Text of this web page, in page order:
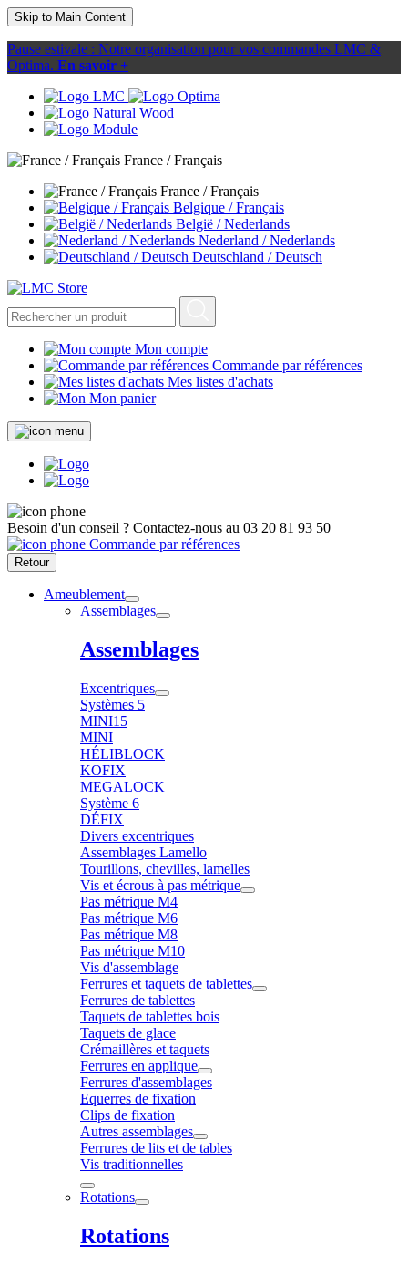
Skip to Main Content
Pause estivale : Notre organisation pour vos commandes LMC &
Optima. En savoir +
France / Français
France / Français
Belgique / Français
België / Nederlands
Nederland / Nederlands
Deutschland / Deutsch
Mon compte
Commande par références
Mes listes d'achats
Mon panier
Besoin d'un conseil ? Contactez-nous au 03 20 81 93 50
Commande par références
Retour
Ameublement
Assemblages
Assemblages
Excentriques
Systèmes 5
MINI15
MINI
HÉLIBLOCK
KOFIX
MEGALOCK
Système 6
DÉFIX
Divers excentriques
Assemblages Lamello
Tourillons, chevilles, lamelles
Vis et écrous à pas métrique
Pas métrique M4
Pas métrique M6
Pas métrique M8
Pas métrique M10
Vis d'assemblage
Ferrures et taquets de tablettes
Ferrures de tablettes
Taquets de tablettes bois
Taquets de glace
Crémaillères et taquets
Ferrures en applique
Ferrures d'assemblages
Equerres de fixation
Clips de fixation
Autres assemblages
Ferrures de lits et de tables
Vis traditionnelles
Rotations
Rotations